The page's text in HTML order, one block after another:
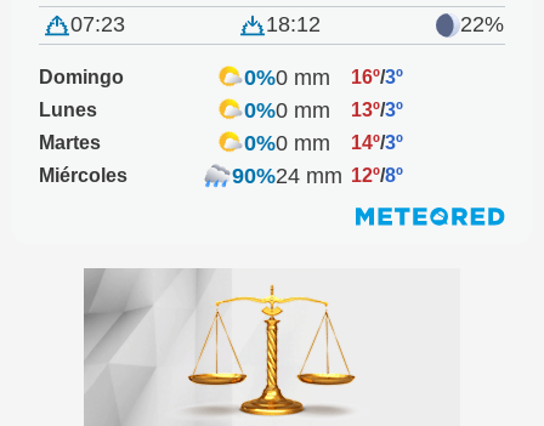
07:23 18:12 22%
Domingo 0%0 mm 16º/3º
Lunes
0%0 mm 13º/3º
Martes
0%0 mm 14º/3º
Miércoles
90%24 mm 12º/8º